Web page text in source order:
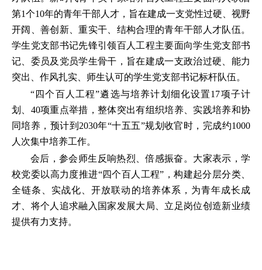
第1个10年的青年干部人才，旨在建成一支党性过硬、视野
开阔、善创新、重实干、结构合理的青年干部人才队伍。
学生党支部书记先锋引领百人工程主要面向学生党支部书
记、委员及党员学生骨干，旨在建成一支政治过硬、能力
突出、作风扎实、师生认可的学生党支部书记标杆队伍。
“四个百人工程”遴选与培养计划细化设置17项子计
划、40项重点举措，整体突出有组织培养、实践培养和协
同培养，预计到2030年“十五五”规划收官时，完成约1000
人次集中培养工作。
会后，参会师生反响热烈、倍感振奋。大家表示，学
校党委以高力度推进“四个百人工程”，构建起分层分类、
全链条、实战化、开放联动的培养体系，为青年成长成
才、将个人追求融入国家发展大局、立足岗位创造新业绩
提供有力支持。